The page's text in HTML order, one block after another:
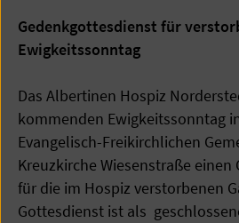
Gedenkgottesdienst für
Ewigkeitssonntag
Das Albertinen Hospiz
kommenden Ewigkeitssonntag
Evangelisch-Freikirchlichen
Kreuzkirche Wiesenstraße
für die im Hospiz verstorbenen
Gottesdienst ist als